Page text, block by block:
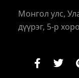
Монгол улс,
дүүрэг, 5-р